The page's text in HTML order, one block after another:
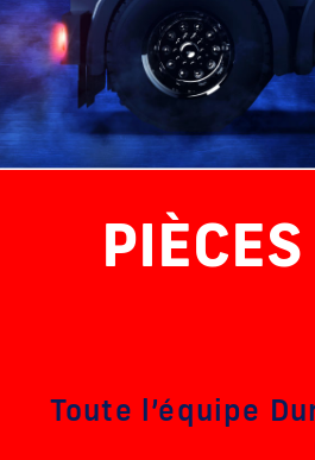
Toute l’équipe